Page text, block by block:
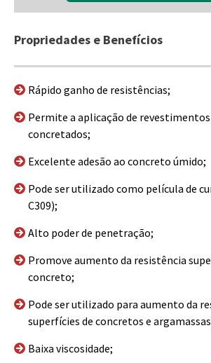
Propriedades e Benefícios
Rápido ganho de resistências;
Permite a aplicação de
concretados;
Excelente adesão ao concreto úmido;
Pode ser utilizado como película de
C309);
Alto poder de penetração;
Promove aumento da resistência
concreto;
Pode ser utilizado para aumento da
superfícies de concretos e
Baixa viscosidade;